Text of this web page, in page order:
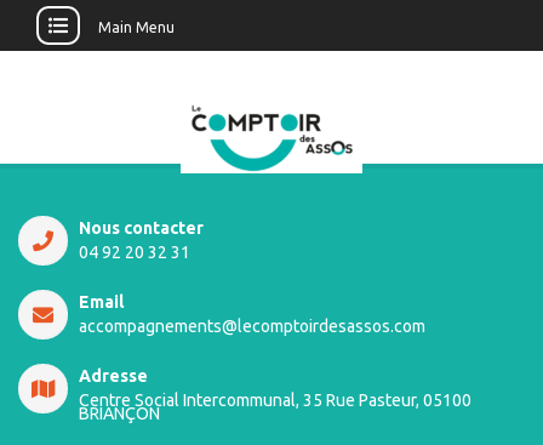
Main Menu
Nous contacter
04 92 20 32 31
Email
accompagnements@lecomptoirdesassos.com
Adresse
Centre Social Intercommunal, 35 Rue Pasteur, 05100
BRIANÇON